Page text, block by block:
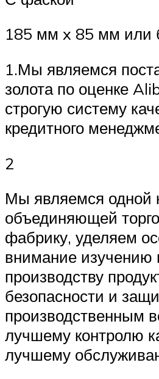
185 мм x 85 мм или
1.Мы являемся
золота по оценке
строгую систему
кредитного
2
Мы являемся одной
объединяющей
фабрику, уделяем
внимание изучению
производству
безопасности и
производственным
лучшему контролю
лучшему